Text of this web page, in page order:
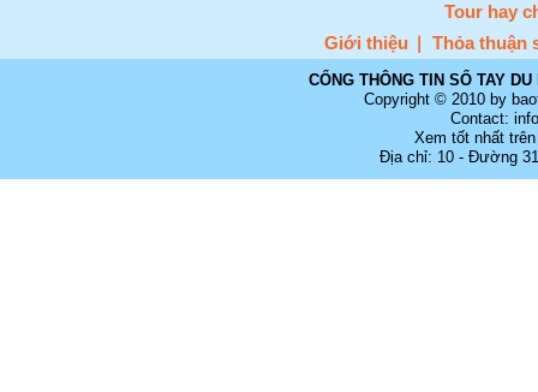
Tour hay
Giới thiệu
Thỏa thuận
CỔNG THÔNG TIN SỔ TAY
Copyright © 2010 by
Contact:
Xem tốt nhất
Địa chỉ: 10 - Đường